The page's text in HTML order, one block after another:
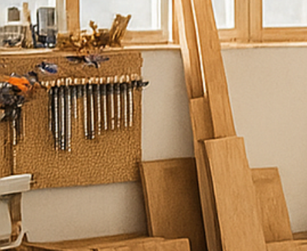
ש
מ
ח
ל
ע
מ
ו
ד
ל
ש
ר